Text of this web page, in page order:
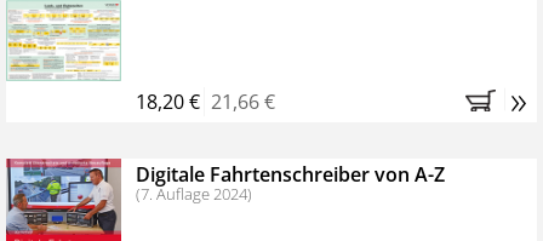
Bestellen Sie jetzt das VerkehrsRundschau Profipaket im
Kennenlern-Abo für zwei Monate (inkl. der derzeitig
Monaten brauchen Sie nichts weiter tun, das
Abonnement endet automatisch, es entstehen keine
weiteren Verpflichtungen.
18,20 € 21,66 € »
Digitale Fahrtenschreiber von A-Z
(7. Auflage 2024)